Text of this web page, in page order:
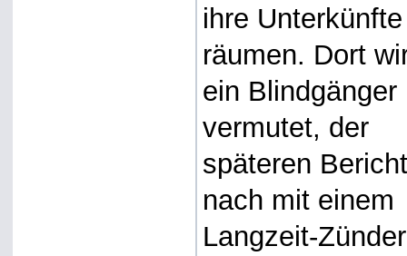
ihre Unterkünfte
räumen. Dort
ein Blindgänger
vermutet, der
späteren
nach mit einem
Langzeit-Zünder